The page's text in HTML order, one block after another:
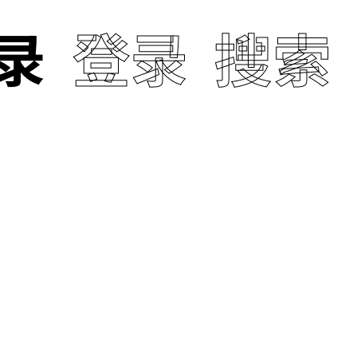
登录 搜索